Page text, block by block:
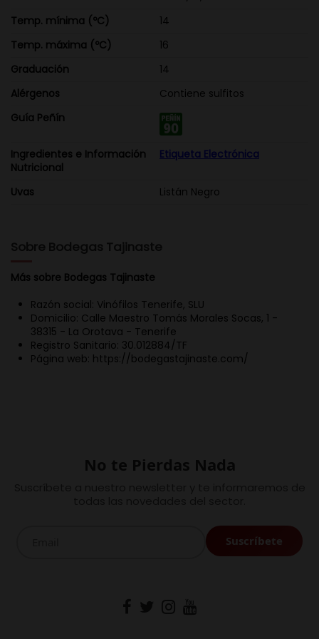
Temp. mínima (ºC)
14
Temp. máxima (ºC)
16
Graduación
14
Alérgenos
Contiene sulfitos
Guía Peñín
Ingredientes e Información
Nutricional
Etiqueta Electrónica
Uvas Listán Negro
Sobre Bodegas Tajinaste
Más sobre Bodegas Tajinaste
Razón social: Vinófilos Tenerife, SLU
Domicilio: Calle Maestro Tomás Morales Socas, 1 -
38315 - La Orotava - Tenerife
Registro Sanitario: 30.012884/TF
Página web: https://bodegastajinaste.com/
No te Pierdas Nada